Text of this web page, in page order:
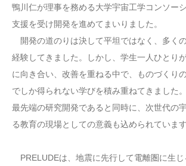
鴨川仁が理事を務める大学宇宙工学コンソー
支援を受け開発を進めてまいりました。
開発の道のりは決して平坦ではなく、多く
経験してきました。しかし、学生一人ひとり
に向き合い、改善を重ねる中で、ものづくり
でしか得られない学びを積み重ねてきました
最先端の研究開発であると同時に、次世代の
る教育の現場としての意義も込められています
PRELUDEは、地震に先行して電離圏に生じ